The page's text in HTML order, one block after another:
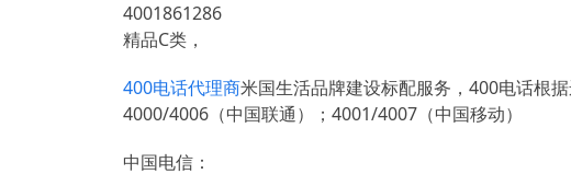
4001861286
精品C类，
400电话代理商米国生活品牌建设标配服务，400电话根
4000/4006（中国联通）；4001/4007（中国移动）
中国电信：